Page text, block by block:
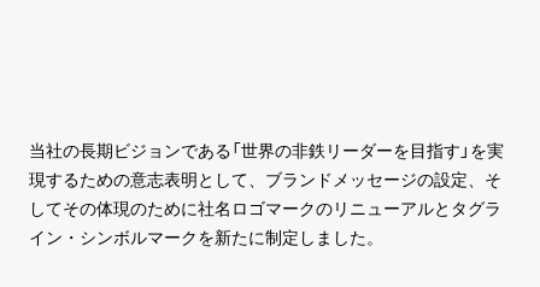
当社の長期ビジョンである「世界の非鉄リーダーを目指す」を実
現するための意志表明として、ブランドメッセージの設定、そ
してその体現のために社名ロゴマークのリニューアルとタグラ
イン・シンボルマークを新たに制定しました。